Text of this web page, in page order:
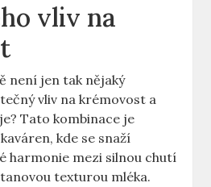
vliv na
není jen tak nějaký
vliv na krémovost a
Tato kombinace je
kde se snaží
harmonie mezi silnou chutí
texturou mléka.